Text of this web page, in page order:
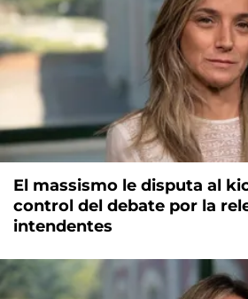
El massismo le disputa al
control del debate por la
intendentes